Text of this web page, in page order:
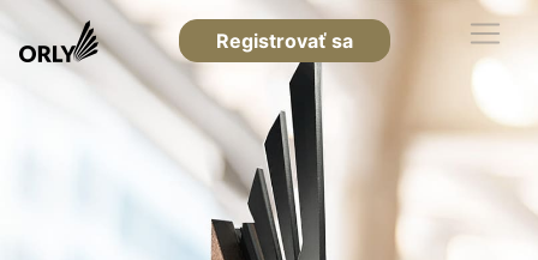
Registrovať sa